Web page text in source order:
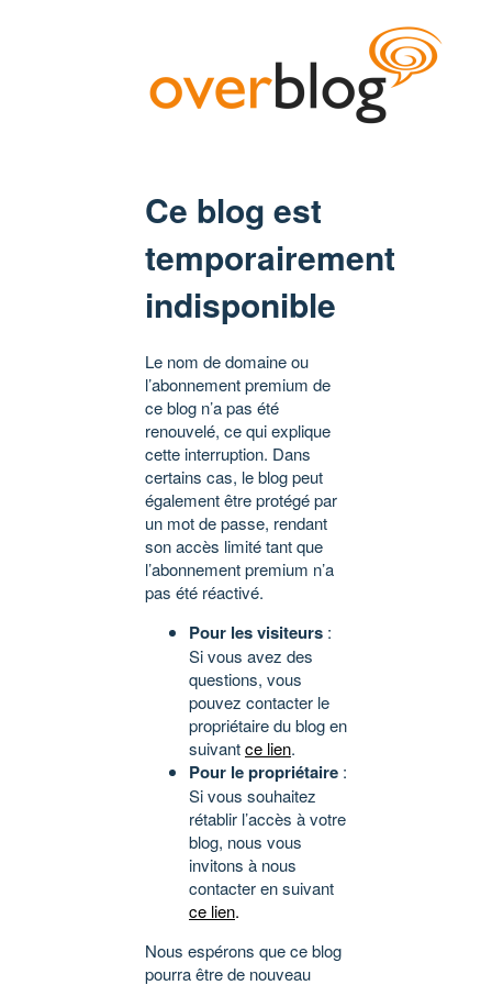
Ce blog est
temporairement
indisponible
Le nom de domaine ou
l’abonnement premium de
ce blog n’a pas été
renouvelé, ce qui explique
cette interruption. Dans
certains cas, le blog peut
également être protégé par
un mot de passe, rendant
son accès limité tant que
l’abonnement premium n’a
pas été réactivé.
Pour les visiteurs :
Si vous avez des
questions, vous
pouvez contacter le
propriétaire du blog en
suivantce lien.
Pour le propriétaire :
Si vous souhaitez
rétablir l’accès à votre
blog, nous vous
invitons à nous
contacter en suivant
ce lien.
Nous espérons que ce blog
pourra être de nouveau